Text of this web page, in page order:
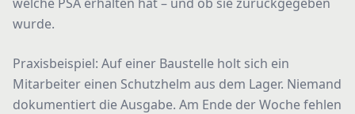
wurde.
Praxisbeispiel: Auf einer Baustelle holt sich ein
Mitarbeiter einen Schutzhelm aus dem Lager. Niemand
dokumentiert die Ausgabe. Am Ende der Woche fehlen